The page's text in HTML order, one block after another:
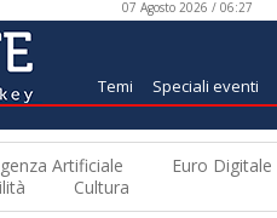
07 Agosto 2026 / 06:27
Temi Speciali eventi
Artificiale Euro Digitale
Cultura